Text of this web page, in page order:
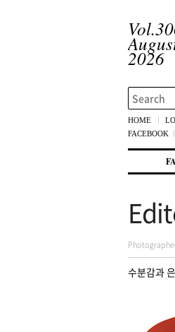
2026
Search
HOME
FACEBOOK
첫번째 컨
두번째 컨
수분감과